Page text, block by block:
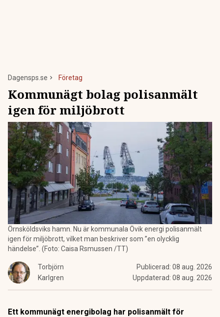
Dagensps.se Företag
Kommunägt bolag polisanmält
igen för miljöbrott
Örnsköldsviks hamn. Nu är kommunala Övik energi polisanmält
igen för miljöbrott, vilket man beskriver som ”en olycklig
händelse”. (Foto: Caisa Rsmussen /TT)
Torbjörn
Karlgren
Publicerad: 08 aug. 2026
Uppdaterad: 08 aug. 2026
Ett kommunägt energibolag har polisanmält för